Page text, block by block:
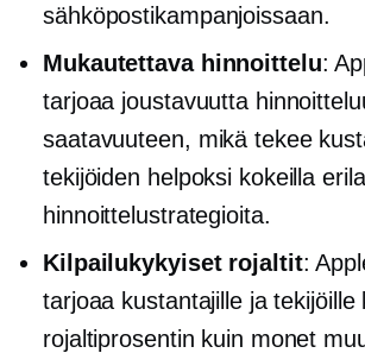
sähköpostikampanjoissaan.
Mukautettava hinnoittelu:
tarjoaa joustavuutta
saatavuuteen, mikä tekee
tekijöiden helpoksi kokeilla
hinnoittelustrategioita.
Kilpailukykyiset rojaltit:
tarjoaa kustantajille ja tekijöille
rojaltiprosentin kuin monet